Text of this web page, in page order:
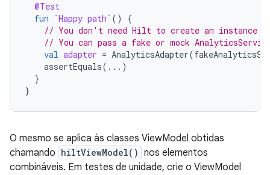
@Test
fun
`Happy path` ()
{
// You don't need Hilt to create an instance
// You can pass a fake or mock
val adapter = AnalyticsAdapter(
assertEquals(...)
}
}
O mesmo se aplica às classes ViewModel obtidas
chamando hiltViewModel() nos elementos
combináveis. Em testes de unidade, crie o ViewModel